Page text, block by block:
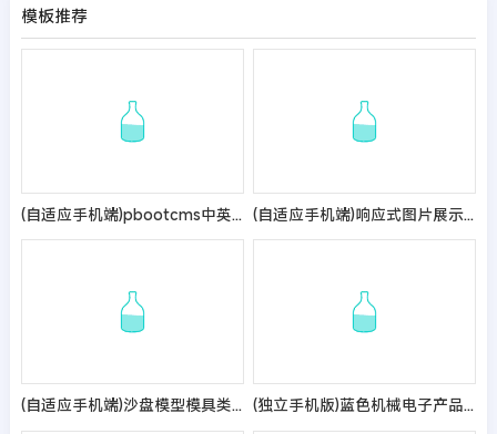
模板推荐
(自适应手机端)pbootcms中英文双语清洁工具企业网站模板 外贸清洁设备网站源码 (自适应手机端)响应式图片展示pbootcms网站模板
(自适应手机端)沙盘模型模具类网站模板 - 带视频 (独立手机版)蓝色机械电子产品pbootcms企业网站模板 展示类通用企业手机网站源码